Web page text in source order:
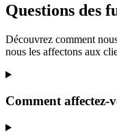
Questions des
Découvrez comment
nous les affectons aux
Comment affectez-